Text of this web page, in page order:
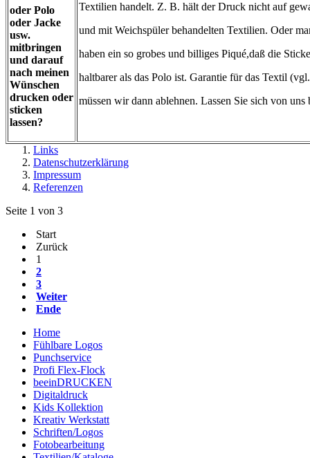
oder Polo
oder Jacke
usw.
mitbringen
und darauf
nach meinen
Wünschen
drucken oder
sticken
lassen?
Textilien handelt. Z. B. hält der Druck nicht auf
und mit Weichspüler behandelten Textilien. Oder
haben ein so grobes und billiges Piqué,daß die
haltbarer als das Polo ist. Garantie für das Textil
müssen wir dann ablehnen. Lassen Sie sich von uns
Links
Datenschutzerklärung
Impressum
Referenzen
Seite 1 von 3
Start
Zurück
1
2
3
Weiter
Ende
Home
Fühlbare Logos
Punchservice
Profi Flex-Flock
beeinDRUCKEN
Digitaldruck
Kids Kollektion
Kreativ Werkstatt
Schriften/Logos
Fotobearbeitung